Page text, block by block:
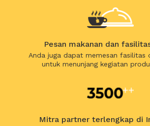
Pesan makanan dan
Anda juga dapat memesan fasilitas
untuk menunjang kegiatan
Mitra partner terlengkap di